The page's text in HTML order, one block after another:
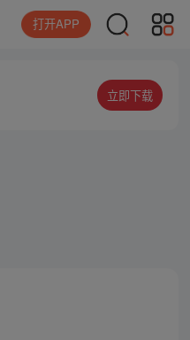
打开APP
立即下载